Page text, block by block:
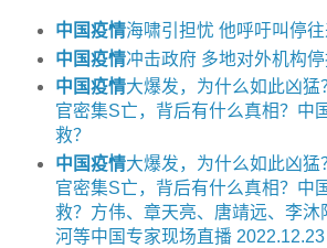
中国疫情海啸引担忧 他呼吁叫停
中国疫情冲击政府 多地对外机构
中国疫情大爆发，为什么如此凶猛
官密集S亡，背后有什么真相？中
救？
中国疫情大爆发，为什么如此凶猛
官密集S亡，背后有什么真相？中
救？方伟、章天亮、唐靖远、李沐
河等中国专家现场直播 2022.12.23